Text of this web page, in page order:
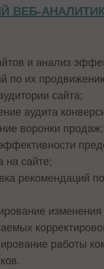
ВЕБ-
и анализ
по их
сайта;
аудита
воронки продаж;
на сайте;
рекомендаций
работы